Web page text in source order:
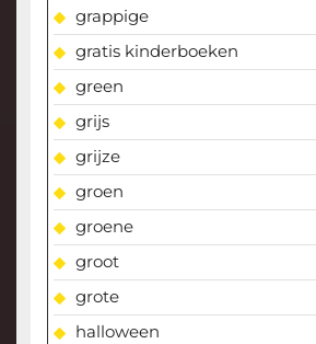
grappige
gratis kinderboeken
green
grijs
grijze
groen
groene
groot
grote
halloween